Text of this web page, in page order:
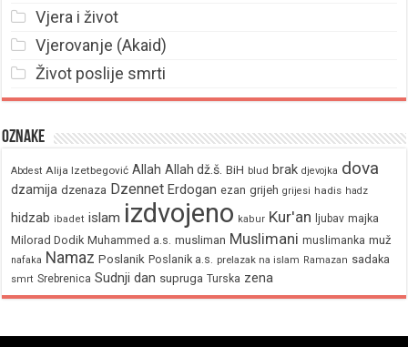
Vjera i život
Vjerovanje (Akaid)
Život poslije smrti
Oznake
Abdest Alija Izetbegović Allah Allah dž.š. BiH blud brak djevojka dova
dzamija dzenaza Dzennet Erdogan ezan grijeh grijesi hadis hadz
hidzab ibadet islam izdvojeno kabur Kur'an ljubav majka
Milorad Dodik Muhammed a.s. musliman Muslimani muslimanka muž
nafaka Namaz Poslanik Poslanik a.s. prelazak na islam Ramazan sadaka
smrt Srebrenica Sudnji dan supruga Turska zena